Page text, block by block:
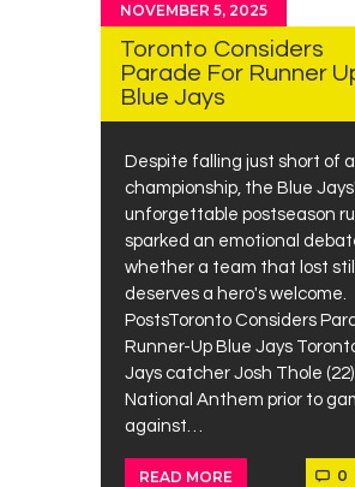
NOVEMBER 5, 2025
Toronto Considers
Parade For Runner
Blue Jays
Despite falling just short of a
championship, the Blue Jays'
unforgettable postseason
sparked an emotional
whether a team that lost still
deserves a hero's welcome.
PostsToronto Considers
Runner-Up Blue Jays
Jays catcher Josh Thole
National Anthem prior to
against…
READ MORE 0